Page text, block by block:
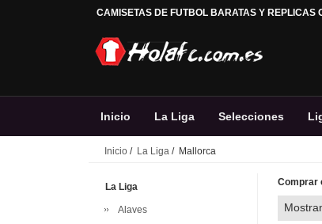
CAMISETAS DE FUTBOL BARATAS Y REPLICAS
Inicio La Liga Selecciones
Inicio / La Liga / Mallorca
La Liga
Alaves
Comprar